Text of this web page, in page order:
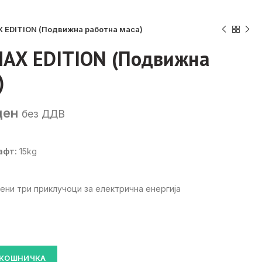
EDITION (Подвижна работна маса)
EDITION (Подвижна
Current
19,500 ден.
без ДДВ
15kg
три приклучоци за електрична енергија